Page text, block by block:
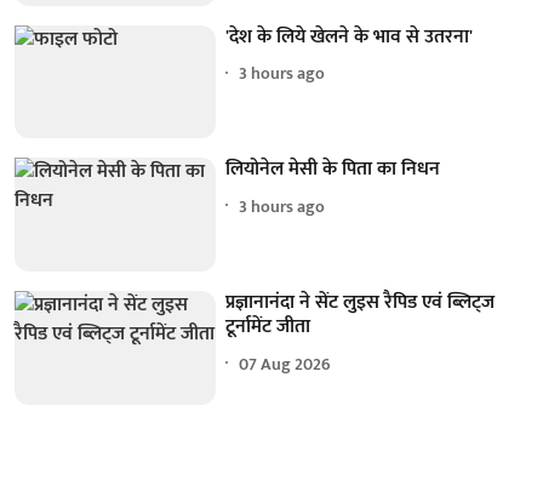
'देश के लिये खेलने के भाव से उतरना'
3 hours ago
लियोनेल मेसी के पिता का निधन
3 hours ago
प्रज्ञानानंदा ने सेंट लुइस रैपिड एवं ब्लिट्ज
टूर्नामेंट जीता
07 Aug 2026